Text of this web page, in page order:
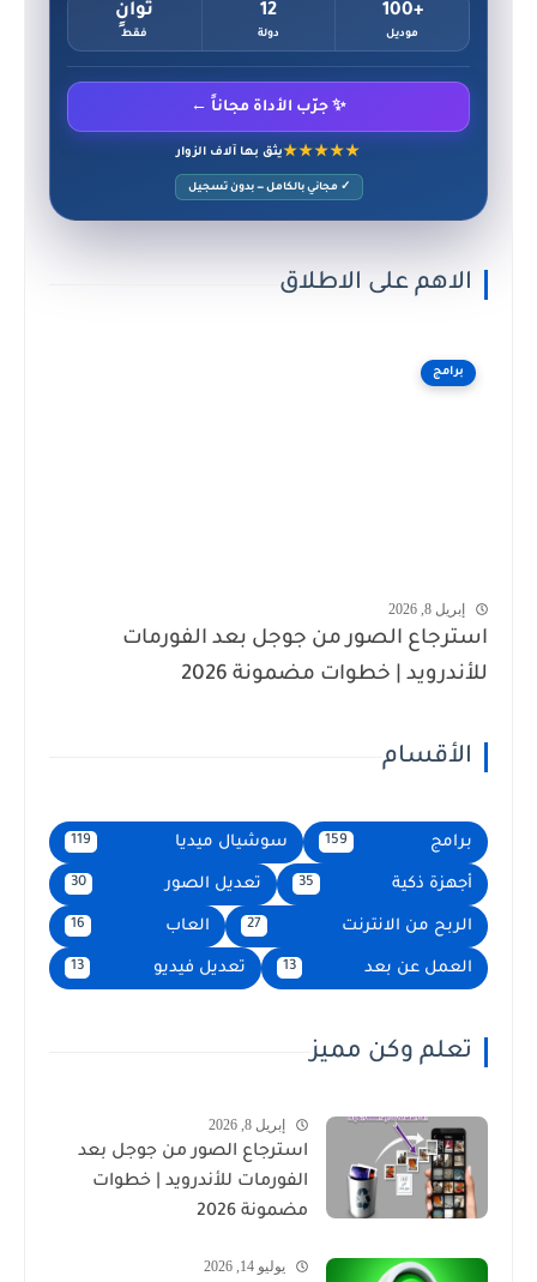
+100
موديل
12
دولة
ثوانٍ
فقط
✨ جرّب الأداة مجاناً ←
★★★★★يثق بها آلاف الزوار
✓ مجاني بالكامل — بدون تسجيل
الاهم على الاطلاق
برامج
إبريل 8, 2026
استرجاع الصور من جوجل بعد الفورمات
للأندرويد | خطوات مضمونة 2026
الأقسام
برامج 159 سوشيال ميديا 119
أجهزة ذكية 35 تعديل الصور 30
الربح من الانترنت 27 العاب 16
العمل عن بعد 13 تعديل فيديو 13
تعلم وكن مميز
إبريل 8, 2026
استرجاع الصور من جوجل بعد
الفورمات للأندرويد | خطوات
مضمونة 2026
يوليو 14, 2026